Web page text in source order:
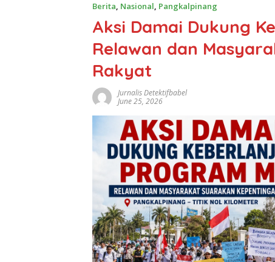
Berita, Nasional, Pangkalpinang
Aksi Damai Dukung
Relawan dan
Rakyat
Jurnalis Detektifbabel
June 25, 2026